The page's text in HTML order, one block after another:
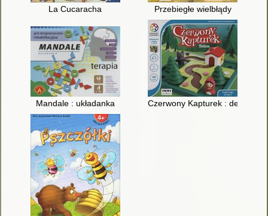
La Cucaracha Przebiegłe wielbłądy
Mandale : układanka Czerwony Kapturek : deluxe